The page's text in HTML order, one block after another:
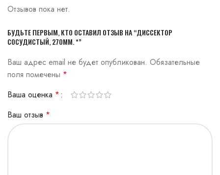
Отзывов пока нет.
БУДЬТЕ ПЕРВЫМ, КТО ОСТАВИЛ ОТЗЫВ НА “ДИССЕКТОР
СОСУДИСТЫЙ, 270ММ. *”
Ваш адрес email не будет опубликован. Обязательные
поля помечены *
Ваша оценка *
Ваш отзыв *